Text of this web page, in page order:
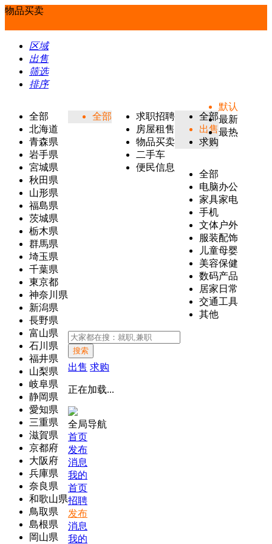
物品买卖
区域
出售
筛选
排序
全部
北海道
青森県
岩手県
宮城県
秋田県
山形県
福島県
茨城県
栃木県
群馬県
埼玉県
千葉県
東京都
神奈川県
新潟県
長野県
富山県
石川県
福井県
山梨県
岐阜県
静岡県
愛知県
三重県
滋賀県
京都府
大阪府
兵庫県
奈良県
和歌山県
鳥取県
島根県
岡山県
全部
求职招聘
房屋租售
物品买卖
二手车
便民信息
全部
出售
求购
全部
电脑办公
家具家电
手机
文体户外
服装配饰
儿童母婴
美容保健
数码产品
居家日常
交通工具
其他
默认
最新
最热
搜索
出售 求购
正在加载...
全局导航
首页
发布
消息
我的
首页
招聘
发布
消息
我的